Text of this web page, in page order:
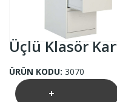
Üçlü Klasör
ÜRÜN KODU: 3070
+